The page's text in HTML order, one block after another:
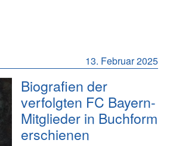
13. Februar 2025
Biografien der
verfolgten FC Bayern-
Mitglieder in Buchform
erschienen